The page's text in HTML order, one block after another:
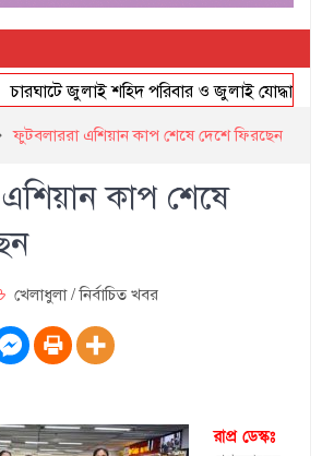
আত্মত্যাগ জাতি চিরকাল শ্রদ্ধার সাথে
জুলাই শহিদ পরিবার ও জুলাই যোদ্ধাদের
ফুটবলাররা এশিয়ান কাপ শেষে দেশে ফিরছেন
কাপ শেষে
খেলাধুলা/নির্বাচিত খবর
রাপ্র ডেস্কঃ